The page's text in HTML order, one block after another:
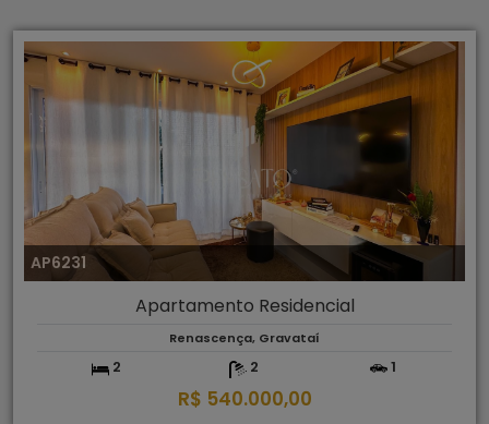
AP6231
Apartamento Residencial
Renascença, Gravataí
2 2 1
R$ 540.000,00